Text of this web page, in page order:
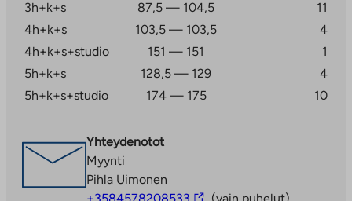
3h+k+s
87,5 — 104,5
11
4h+k+s
103,5 — 103,5
4
4h+k+s+studio
151 — 151
1
5h+k+s
128,5 — 129
4
5h+k+s+studio
174 — 175 10
Yhteydenotot
Myynti
Pihla Uimonen
Linkki